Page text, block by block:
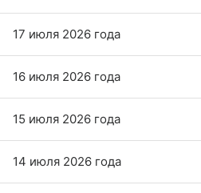
17 июля 2026 года
16 июля 2026 года
15 июля 2026 года
14 июля 2026 года